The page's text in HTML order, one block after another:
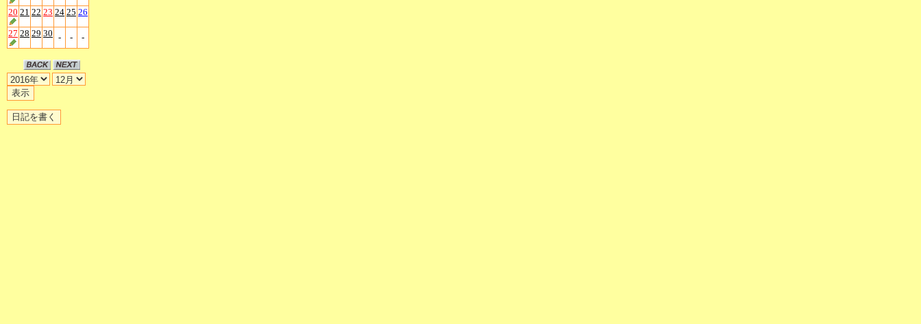
20 21 22 23 24 25 26
27 28 29 30 - - -